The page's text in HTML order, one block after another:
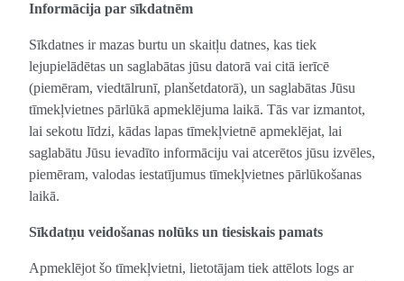
Informācija par sīkdatnēm
Sīkdatnes ir mazas burtu un skaitļu datnes, kas tiek
lejupielādētas un saglabātas jūsu datorā vai citā ierīcē
(piemēram, viedtālrunī, planšetdatorā), un saglabātas Jūsu
tīmekļvietnes pārlūkā apmeklējuma laikā. Tās var izmantot,
lai sekotu līdzi, kādas lapas tīmekļvietnē apmeklējat, lai
saglabātu Jūsu ievadīto informāciju vai atcerētos jūsu izvēles,
piemēram, valodas iestatījumus tīmekļvietnes pārlūkošanas
laikā.
Sīkdatņu veidošanas nolūks un tiesiskais pamats
Apmeklējot šo tīmekļvietni, lietotājam tiek attēlots logs ar